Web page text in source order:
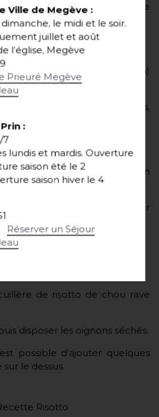
oignons en même temps que
Tailler en petits dés (0,5mm)
poêler les champignons,
gros morceaux. Réserver.
le mascarpone, le bouillon
râpé.
le mélange puis rectifier
si besoin.
puis vérifier sel et poivre.
de risotto de chou rave
disposer les oignons séchés.
possible d’ajouter quelques
le dessus.
Ville de Megève :
le midi et le soir.
juillet et août
l’église, Megève
Prieuré Megève
:
7
lundis et mardis. Ouverture
saison été le 2
saison hiver le 4
Réserver un Séjour